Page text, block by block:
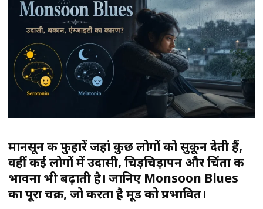
मानसून की फुहारें जहां कुछ लोगों को सुकून देती हैं,
वहीं कई लोगों में उदासी, चिड़चिड़ापन और चिंता की
भावना भी बढ़ाती है। जानिए Monsoon Blues
का पूरा चक्र, जो करता है मूड को प्रभावित।